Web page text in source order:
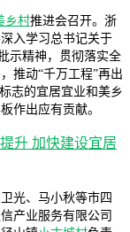
乡村推进会召开。浙
入学习总书记关于
示精神，贯彻落实全
推动“千万工程”再出
志的宜居宜业和美乡
作出应有贡献。
光、马小秋等市四
产业服务有限公司